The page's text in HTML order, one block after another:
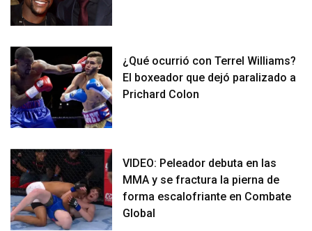
¿Qué ocurrió con Terrel Williams?
El boxeador que dejó paralizado a
Prichard Colon
VIDEO: Peleador debuta en las
MMA y se fractura la pierna de
forma escalofriante en Combate
Global